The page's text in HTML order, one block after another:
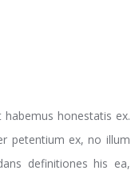
honestatis ex.
petentium ex, no illum
definitiones his ea,